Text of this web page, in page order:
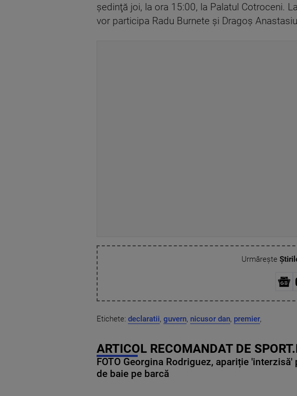
şedinţă joi, la ora 15:00, la Palatul Cotroceni.
vor participa Radu Burnete şi Dragoş
Urmărește
Etichete: declaratii, guvern, nicusor dan, premier,
ARTICOL RECOMANDAT DE
FOTO Georgina Rodriguez, apariție
de baie pe barcă